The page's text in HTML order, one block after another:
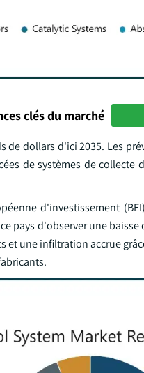
clés du marché
de dollars d'ici 2035. Les
de systèmes de
d'investissement
pays d'observer une
une infiltration accrue